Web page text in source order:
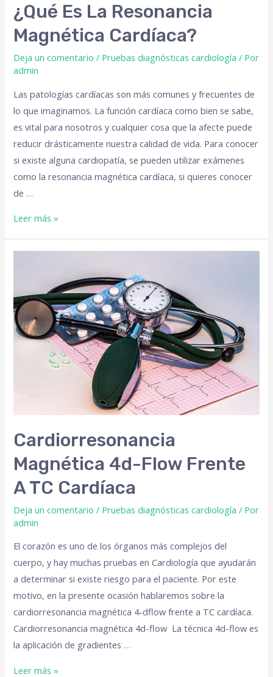
¿Qué Es La Resonancia
Magnética Cardíaca?
Deja un comentario / Pruebas diagnósticas cardiología / Por
admin
Las patologías cardíacas son más comunes y frecuentes de
lo que imaginamos. La función cardíaca como bien se sabe,
es vital para nosotros y cualquier cosa que la afecte puede
reducir drásticamente nuestra calidad de vida. Para conocer
si existe alguna cardiopatía, se pueden utilizar exámenes
como la resonancia magnética cardíaca, si quieres conocer
de …
Leer más »
Cardiorresonancia
Magnética 4d-Flow Frente
A TC Cardíaca
Deja un comentario / Pruebas diagnósticas cardiología / Por
admin
El corazón es uno de los órganos más complejos del
cuerpo, y hay muchas pruebas en Cardiología que ayudarán
a determinar si existe riesgo para el paciente. Por este
motivo, en la presente ocasión hablaremos sobre la
cardiorresonancia magnética 4-dflow frente a TC cardíaca.
Cardiorresonancia magnética 4d-flow La técnica 4d-flow es
la aplicación de gradientes …
Leer más »